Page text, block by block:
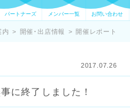
パートナーズ メンバー一覧 お問い合わせ
内 > 開催･出店情報 > 開催レポート
2017.07.26
に終了しました！